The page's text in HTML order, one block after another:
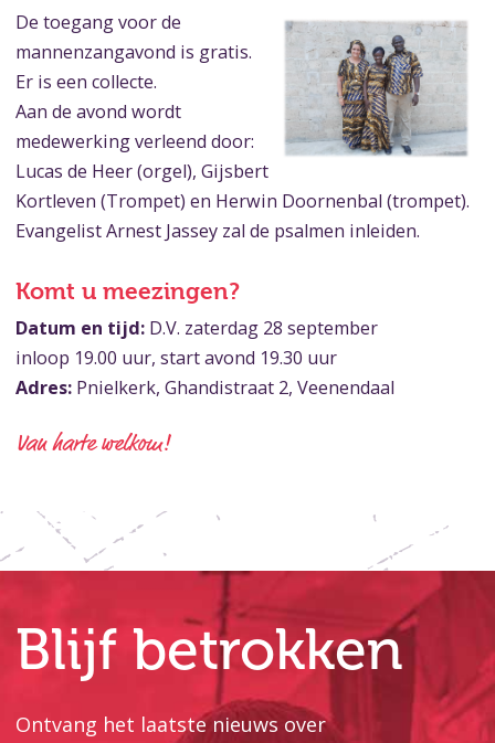
De toegang voor de
mannenzangavond is gratis.
Er is een collecte.
Aan de avond wordt
medewerking verleend door:
Lucas de Heer (orgel), Gijsbert
Kortleven (Trompet) en Herwin Doornenbal (trompet).
Evangelist Arnest Jassey zal de psalmen inleiden.
Komt u meezingen?
Datum en tijd:D.V. zaterdag 28 september
inloop 19.00 uur, start avond 19.30 uur
Adres: Pnielkerk, Ghandistraat 2, Veenendaal
Van harte welkom!
Blijf betrokken
Ontvang het laatste nieuws over